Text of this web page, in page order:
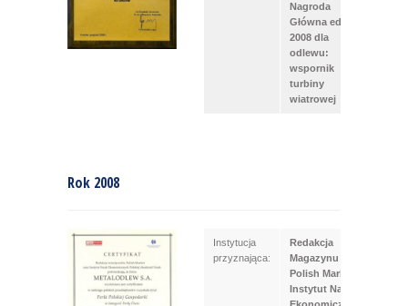
Nagroda
Główna edycja
2008 dla
odlewu:
wspornik
turbiny
wiatrowej
Rok 2008
Instytucja
przyznająca:
Redakcja
Magazynu
Polish Market;
Instytut Nauk